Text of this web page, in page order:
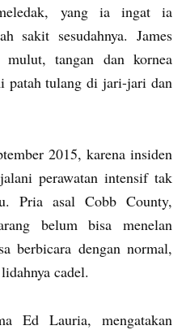
yang ia ingat ia
sakit sesudahnya. James
tangan dan kornea
patah tulang di jari-jari dan
2015, karena insiden
perawatan intensif tak
Pria asal Cobb County,
belum bisa menelan
berbicara dengan normal,
cadel.
Ed Lauria, mengatakan